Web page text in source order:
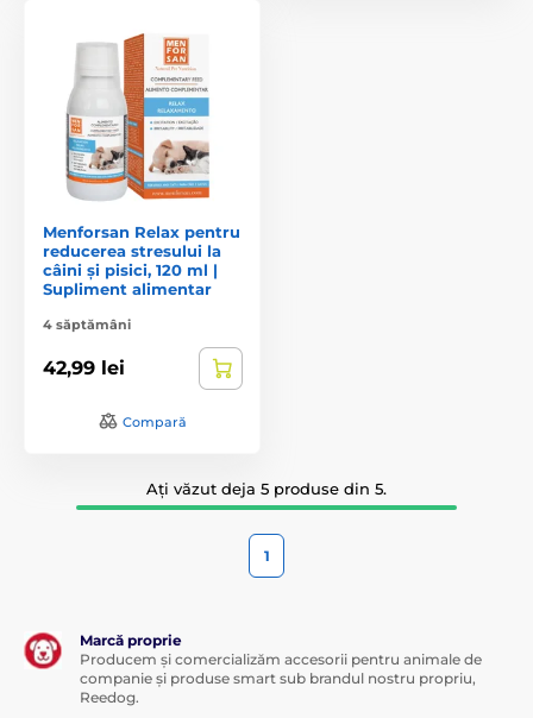
Menforsan Relax pentru
reducerea stresului la
câini și pisici, 120 ml |
Supliment alimentar
4 săptămâni
42,99 lei
Compară
Ați văzut deja 5 produse din 5.
1
Marcă proprie
Producem și comercializăm accesorii pentru animale de
companie și produse smart sub brandul nostru propriu,
Reedog.